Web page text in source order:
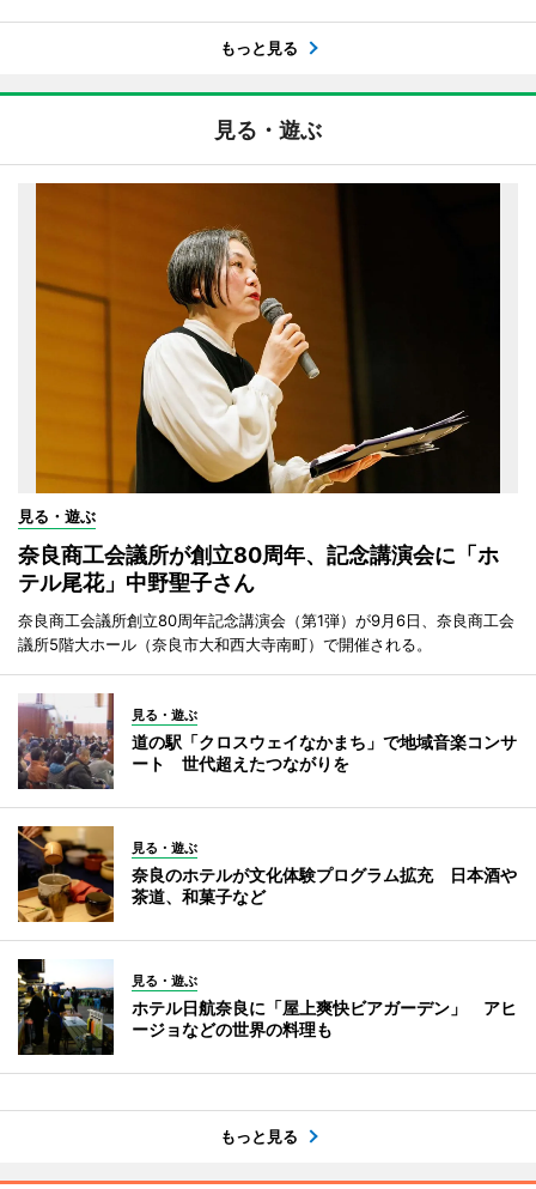
もっと見る
見る・遊ぶ
見る・遊ぶ
奈良商工会議所が創立80周年、記念講演会に「ホ
テル尾花」中野聖子さん
奈良商工会議所創立80周年記念講演会（第1弾）が9月6日、奈良商工会
議所5階大ホール（奈良市大和西大寺南町）で開催される。
見る・遊ぶ
道の駅「クロスウェイなかまち」で地域音楽コンサ
ート 世代超えたつながりを
見る・遊ぶ
奈良のホテルが文化体験プログラム拡充 日本酒や
茶道、和菓子など
見る・遊ぶ
ホテル日航奈良に「屋上爽快ビアガーデン」 アヒ
ージョなどの世界の料理も
もっと見る